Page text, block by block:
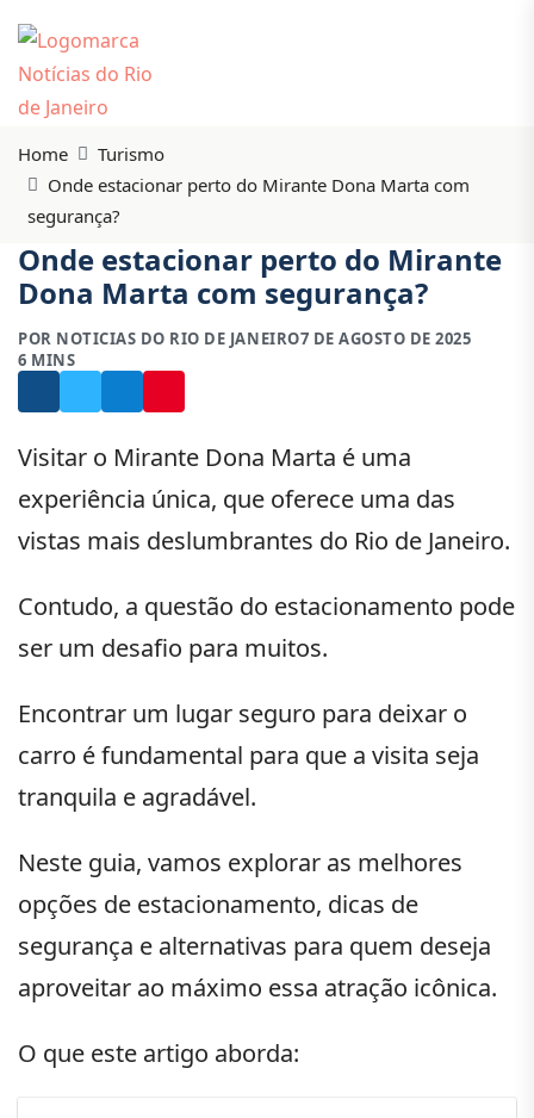
Home
Turismo
Onde estacionar perto do Mirante Dona Marta com
segurança?
Onde estacionar perto do Mirante
Dona Marta com segurança?
POR NOTICIAS DO RIO DE JANEIRO7 DE AGOSTO DE 2025
6 MINS
Visitar o Mirante Dona Marta é uma
experiência única, que oferece uma das
vistas mais deslumbrantes do Rio de Janeiro.
Contudo, a questão do estacionamento pode
ser um desafio para muitos.
Encontrar um lugar seguro para deixar o
carro é fundamental para que a visita seja
tranquila e agradável.
Neste guia, vamos explorar as melhores
opções de estacionamento, dicas de
segurança e alternativas para quem deseja
aproveitar ao máximo essa atração icônica.
O que este artigo aborda: